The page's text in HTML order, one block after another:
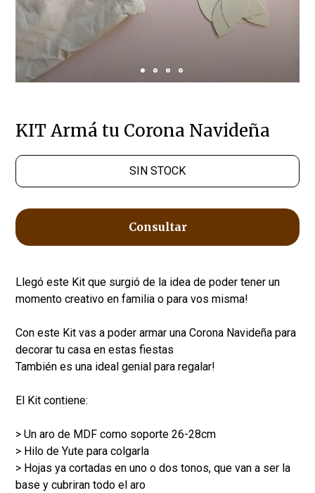
KIT Armá tu Corona Navideña
SIN STOCK
Consultar
Llegó este Kit que surgió de la idea de poder tener un
momento creativo en familia o para vos misma!
Con este Kit vas a poder armar una Corona Navideña para
decorar tu casa en estas fiestas
También es una ideal genial para regalar!
El Kit contiene:
> Un aro de MDF como soporte 26-28cm
> Hilo de Yute para colgarla
> Hojas ya cortadas en uno o dos tonos, que van a ser la
base y cubriran todo el aro